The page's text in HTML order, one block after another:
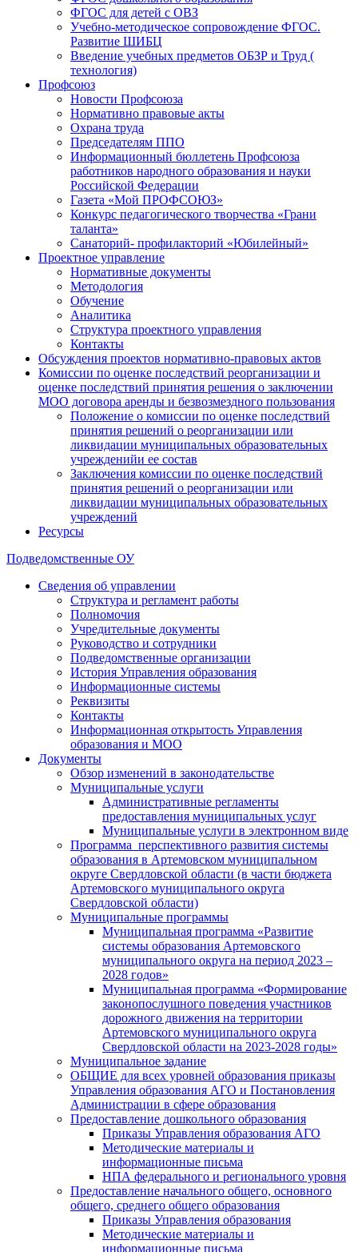
ФГОС для детей с ОВЗ
Учебно-методическое сопровождение ФГОС.
Развитие ШИБЦ
Введение учебных предметов ОБЗР и Труд (
технология)
Профсоюз
Новости Профсоюза
Нормативно правовые акты
Охрана труда
Председателям ППО
Информационный бюллетень Профсоюза
работников народного образования и науки
Российской Федерации
Газета «Мой ПРОФСОЮЗ»
Конкурс педагогического творчества «Грани
таланта»
Санаторий- профилакторий «Юбилейный»
Проектное управление
Нормативные документы
Методология
Обучение
Аналитика
Структура проектного управления
Контакты
Обсуждения проектов нормативно-правовых актов
Комиссии по оценке последствий реорганизации и
оценке последствий принятия решения о заключении
МОО договора аренды и безвозмездного пользования
Положение о комиссии по оценке последствий
принятия решений о реорганизации или
ликвидации муниципальных образовательных
учрежденийи ее состав
Заключения комиссии по оценке последствий
принятия решений о реорганизации или
ликвидации муниципальных образовательных
учреждений
Ресурсы
Подведомственные ОУ
Сведения об управлении
Структура и регламент работы
Полномочия
Учредительные документы
Руководство и сотрудники
Подведомственные организации
История Управления образования
Информационные системы
Реквизиты
Контакты
Информационная открытость Управления
образования и МОО
Документы
Обзор изменений в законодательстве
Муниципальные услуги
Административные регламенты
предоставления муниципальных услуг
Муниципальные услуги в электронном виде
Программа перспективного развития системы
образования в Артемовском муниципальном
округе Свердловской области (в части бюджета
Артемовского муниципального округа
Свердловской области)
Муниципальные программы
Муниципальная программа «Развитие
системы образования Артемовского
муниципального округа на период 2023 –
2028 годов»
Муниципальная программа «Формирование
законопослушного поведения участников
дорожного движения на территории
Артемовского муниципального округа
Свердловской области на 2023-2028 годы»
Муниципальное задание
ОБЩИЕ для всех уровней образования приказы
Управления образования АГО и Постановления
Администрации в сфере образования
Предоставление дошкольного образования
Приказы Управления образования АГО
Методические материалы и
информационные письма
НПА федерального и регионального уровня
Предоставление начального общего, основного
общего, среднего общего образования
Приказы Управления образования
Методические материалы и
информационные письма